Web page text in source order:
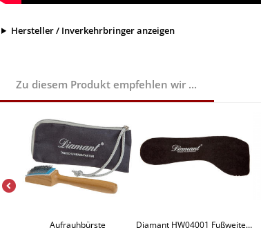
Hersteller / Inverkehrbringer anzeigen
Zu diesem Produkt empfehlen wir ...
Aufrauhbürste Diamant HW04001 Fußweiten Konverter schwarz